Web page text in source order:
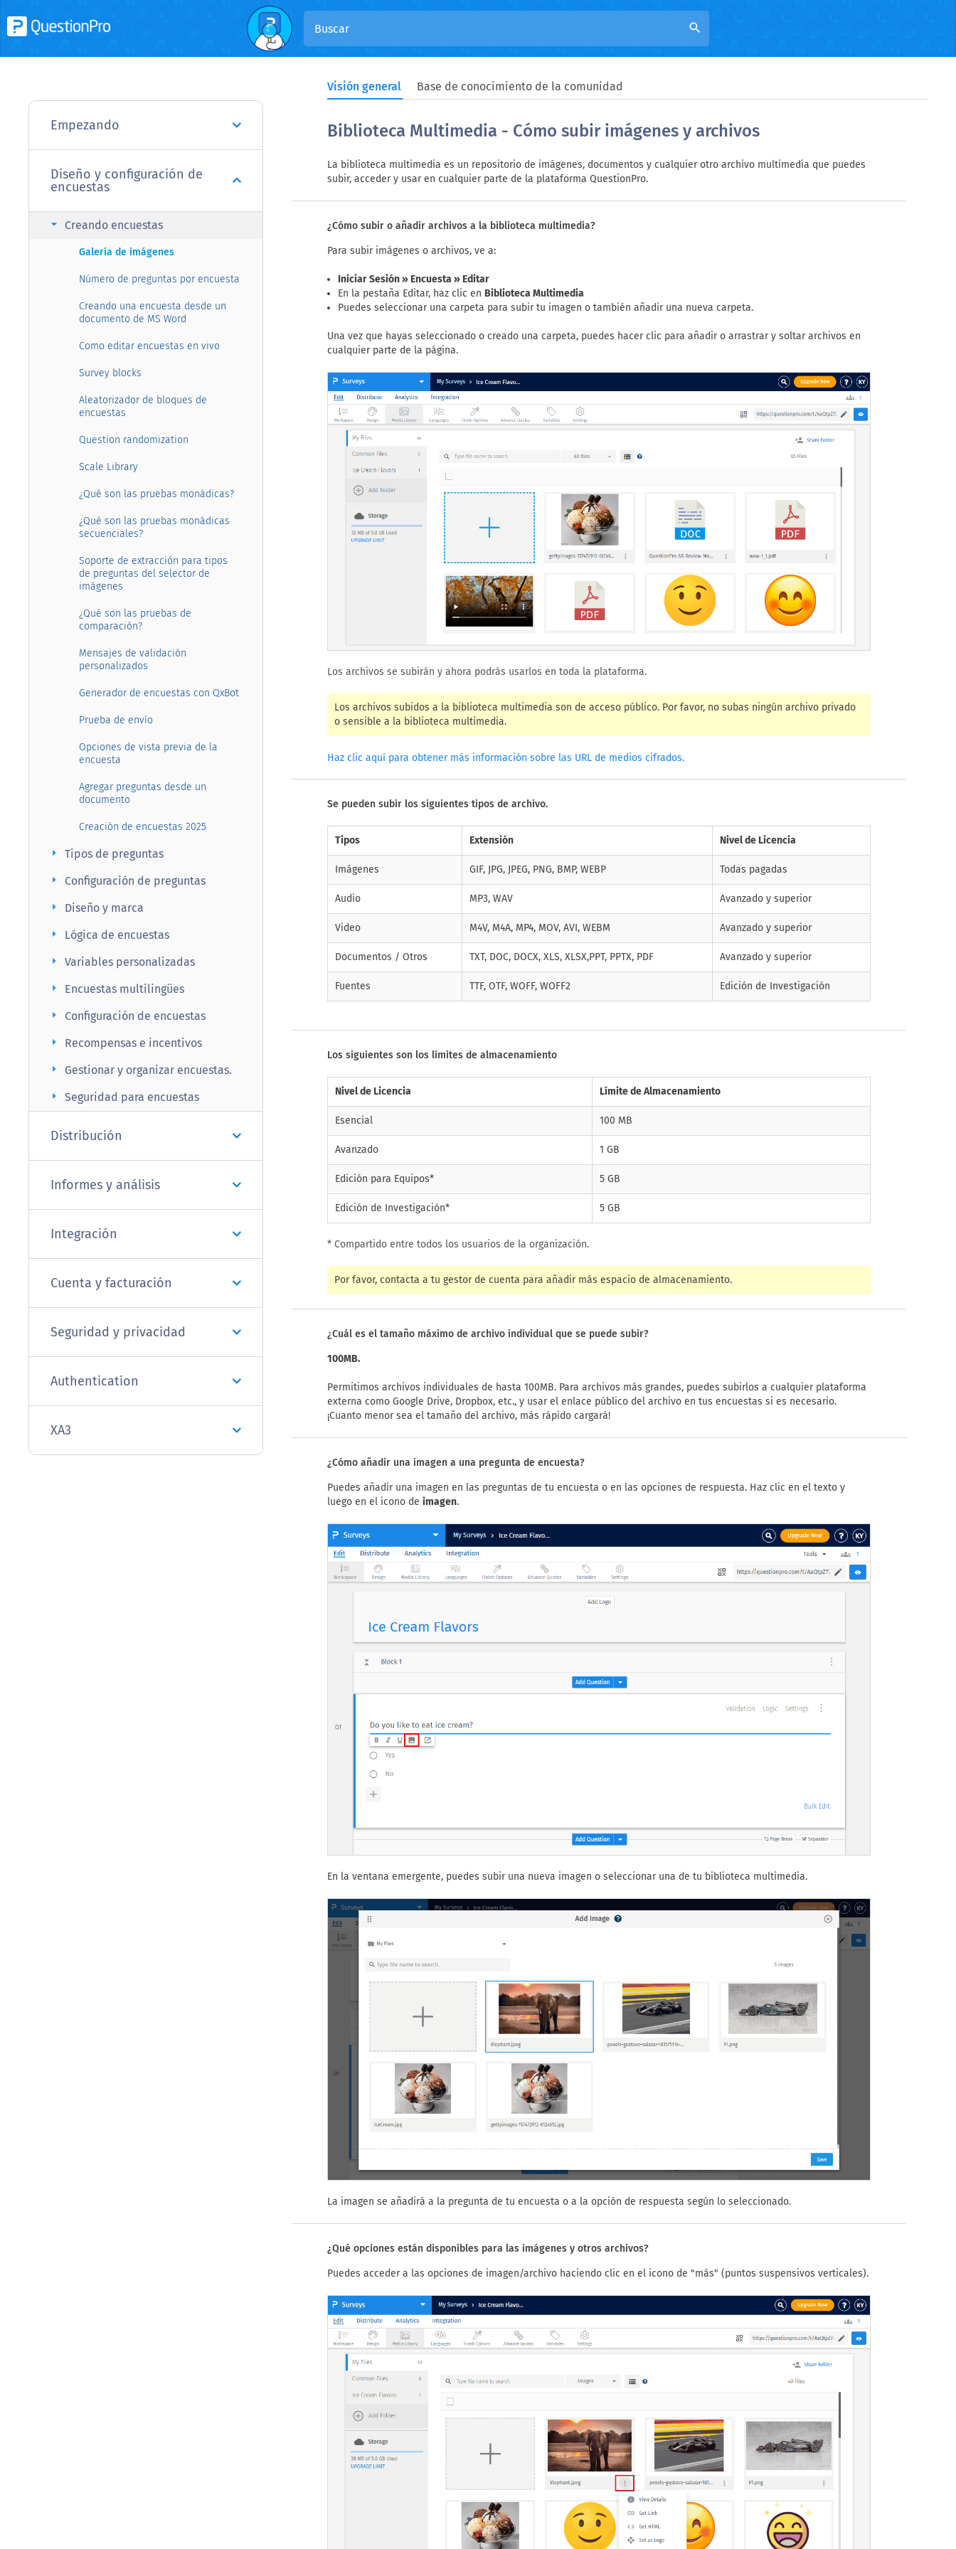
search
Visión general Base de conocimiento de la comunidad
Empezando
Diseño y configuración de
encuestas
Creando encuestas
arrow_right
Galería de imágenes
Número de preguntas por encuesta
Creando una encuesta desde un
documento de MS Word
Como editar encuestas en vivo
Survey blocks
Aleatorizador de bloques de
encuestas
Question randomization
Scale Library
¿Qué son las pruebas monádicas?
¿Qué son las pruebas monádicas
secuenciales?
Soporte de extracción para tipos
de preguntas del selector de
imágenes
¿Qué son las pruebas de
comparación?
Mensajes de validación
personalizados
Generador de encuestas con QxBot
Prueba de envío
Opciones de vista previa de la
encuesta
Agregar preguntas desde un
documento
Creación de encuestas 2025
Tipos de preguntas
arrow_right
Configuración de preguntas
arrow_right
Diseño y marca
arrow_right
Lógica de encuestas
arrow_right
Variables personalizadas
arrow_right
Encuestas multilingües
arrow_right
Configuración de encuestas
arrow_right
Recompensas e incentivos
arrow_right
Gestionar y organizar encuestas.
arrow_right
Seguridad para encuestas
arrow_right
Distribución
Informes y análisis
Integración
Cuenta y facturación
Seguridad y privacidad
Authentication
XA3
Biblioteca Multimedia - Cómo subir imágenes y archivos
La biblioteca multimedia es un repositorio de imágenes, documentos y cualquier otro archivo multimedia que puedes
subir, acceder y usar en cualquier parte de la plataforma QuestionPro.
¿Cómo subir o añadir archivos a la biblioteca multimedia?
Para subir imágenes o archivos, ve a:
Iniciar Sesión » Encuesta » Editar
En la pestaña Editar, haz clic en Biblioteca Multimedia
Puedes seleccionar una carpeta para subir tu imagen o también añadir una nueva carpeta.
Una vez que hayas seleccionado o creado una carpeta, puedes hacer clic para añadir o arrastrar y soltar archivos en
cualquier parte de la página.
Los archivos se subirán y ahora podrás usarlos en toda la plataforma.
Los archivos subidos a la biblioteca multimedia son de acceso público. Por favor, no subas ningún archivo privado
o sensible a la biblioteca multimedia.
Haz clic aquí para obtener más información sobre las URL de medios cifrados.
Se pueden subir los siguientes tipos de archivo.
Tipos Extensión Nivel de Licencia
Imágenes GIF, JPG, JPEG, PNG, BMP, WEBP Todas pagadas
Audio MP3, WAV Avanzado y superior
Video M4V, M4A, MP4, MOV, AVI, WEBM Avanzado y superior
Documentos / Otros TXT, DOC, DOCX, XLS, XLSX,PPT, PPTX, PDF Avanzado y superior
Fuentes TTF, OTF, WOFF, WOFF2 Edición de Investigación
Los siguientes son los límites de almacenamiento
Nivel de Licencia Límite de Almacenamiento
Esencial 100 MB
Avanzado 1 GB
Edición para Equipos* 5 GB
Edición de Investigación* 5 GB
* Compartido entre todos los usuarios de la organización.
Por favor, contacta a tu gestor de cuenta para añadir más espacio de almacenamiento.
¿Cuál es el tamaño máximo de archivo individual que se puede subir?
100MB.
Permitimos archivos individuales de hasta 100MB. Para archivos más grandes, puedes subirlos a cualquier plataforma
externa como Google Drive, Dropbox, etc., y usar el enlace público del archivo en tus encuestas si es necesario.
¡Cuanto menor sea el tamaño del archivo, más rápido cargará!
¿Cómo añadir una imagen a una pregunta de encuesta?
Puedes añadir una imagen en las preguntas de tu encuesta o en las opciones de respuesta. Haz clic en el texto y
luego en el icono de imagen.
En la ventana emergente, puedes subir una nueva imagen o seleccionar una de tu biblioteca multimedia.
La imagen se añadirá a la pregunta de tu encuesta o a la opción de respuesta según lo seleccionado.
¿Qué opciones están disponibles para las imágenes y otros archivos?
Puedes acceder a las opciones de imagen/archivo haciendo clic en el icono de "más" (puntos suspensivos verticales).